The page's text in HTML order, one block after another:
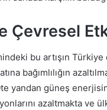
Çevresel
bu artışın
bağımlılığın
yandan güneş
azaltmakta ve